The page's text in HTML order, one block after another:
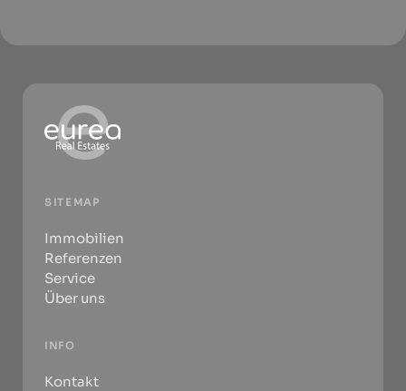
SITEMAP
Immobilien
Referenzen
Service
Über uns
INFO
Kontakt